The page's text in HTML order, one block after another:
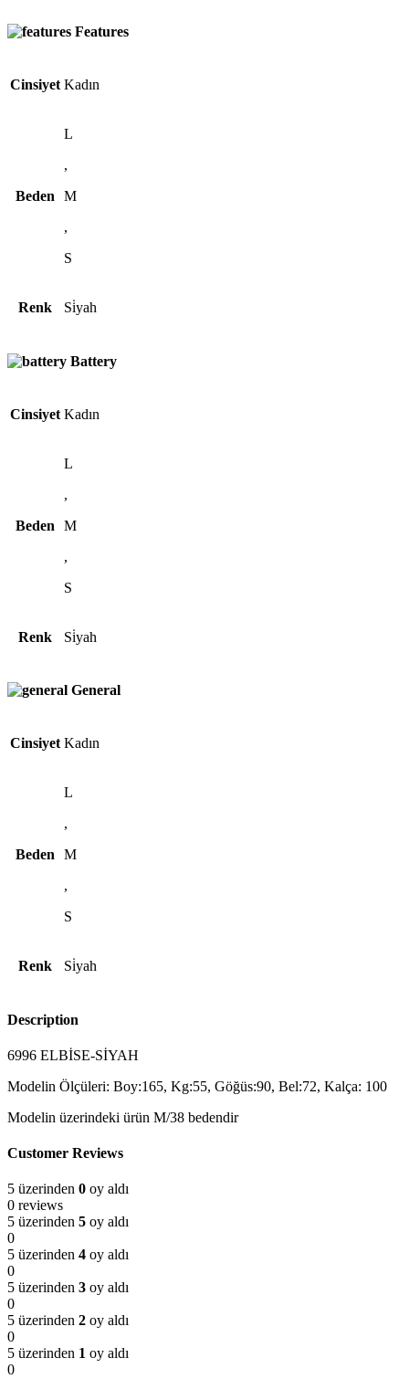
Features
Cinsiyet Kadın
Beden
L
,
M
,
S
Renk Si̇yah
Battery
Cinsiyet Kadın
Beden
L
,
M
,
S
Renk Si̇yah
General
Cinsiyet Kadın
Beden
L
,
M
,
S
Renk Si̇yah
Description
6996 ELBİSE-SİYAH
Modelin Ölçüleri: Boy:165, Kg:55, Göğüs:90, Bel:72, Kalça: 100
Modelin üzerindeki ürün M/38 bedendir
Customer Reviews
5 üzerinden 0 oy aldı
0 reviews
5 üzerinden 5 oy aldı
0
5 üzerinden 4 oy aldı
0
5 üzerinden 3 oy aldı
0
5 üzerinden 2 oy aldı
0
5 üzerinden 1 oy aldı
0